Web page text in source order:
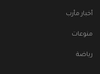
أخبار مأرب
منوعات
رياضة